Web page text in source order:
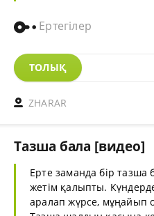
Ертегілер
ТОЛЫҚ
ZHARAR
Тазша бала [видео]
Ерте заманда бір тазша
жетім қалыпты.
аралап жүрсе, мұңайып